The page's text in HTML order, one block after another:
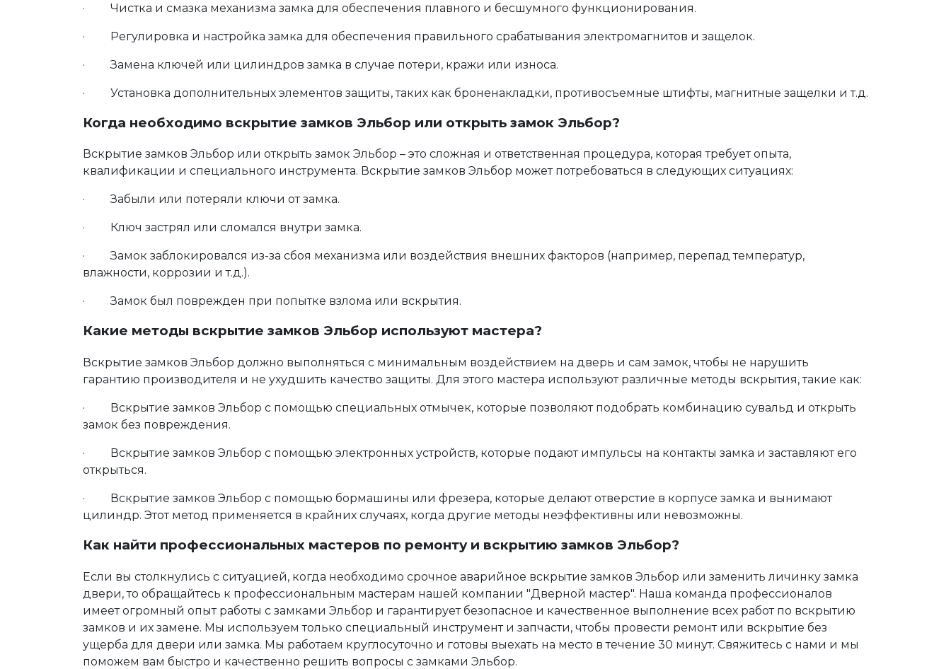
· Чистка и смазка механизма замка для обеспечения плавного и бесшумного функционирования.
· Регулировка и настройка замка для обеспечения правильного срабатывания электромагнитов и защелок.
· Замена ключей или цилиндров замка в случае потери, кражи или износа.
· Установка дополнительных элементов защиты, таких как броненакладки, противосъемные штифты, магнитные защелки и т.д.
Когда необходимо вскрытие замков Эльбор или открыть замок Эльбор?
Вскрытие замков Эльбор или открыть замок Эльбор – это сложная и ответственная процедура, которая требует опыта,
квалификации и специального инструмента. Вскрытие замков Эльбор может потребоваться в следующих ситуациях:
· Забыли или потеряли ключи от замка.
· Ключ застрял или сломался внутри замка.
· Замок заблокировался из-за сбоя механизма или воздействия внешних факторов (например, перепад температур,
влажности, коррозии и т.д.).
· Замок был поврежден при попытке взлома или вскрытия.
Какие методы вскрытие замков Эльбор используют мастера?
Вскрытие замков Эльбор должно выполняться с минимальным воздействием на дверь и сам замок, чтобы не нарушить
гарантию производителя и не ухудшить качество защиты. Для этого мастера используют различные методы вскрытия, такие как:
· Вскрытие замков Эльбор с помощью специальных отмычек, которые позволяют подобрать комбинацию сувальд и открыть
замок без повреждения.
· Вскрытие замков Эльбор с помощью электронных устройств, которые подают импульсы на контакты замка и заставляют его
открыться.
· Вскрытие замков Эльбор с помощью бормашины или фрезера, которые делают отверстие в корпусе замка и вынимают
цилиндр. Этот метод применяется в крайних случаях, когда другие методы неэффективны или невозможны.
Как найти профессиональных мастеров по ремонту и вскрытию замков Эльбор?
Если вы столкнулись с ситуацией, когда необходимо срочное аварийное вскрытие замков Эльбор или заменить личинку замка
двери, то обращайтесь к профессиональным мастерам нашей компании "Дверной мастер". Наша команда профессионалов
имеет огромный опыт работы с замками Эльбор и гарантирует безопасное и качественное выполнение всех работ по вскрытию
замков и их замене. Мы используем только специальный инструмент и запчасти, чтобы провести ремонт или вскрытие без
ущерба для двери или замка. Мы работаем круглосуточно и готовы выехать на место в течение 30 минут. Свяжитесь с нами и мы
поможем вам быстро и качественно решить вопросы с замками Эльбор.